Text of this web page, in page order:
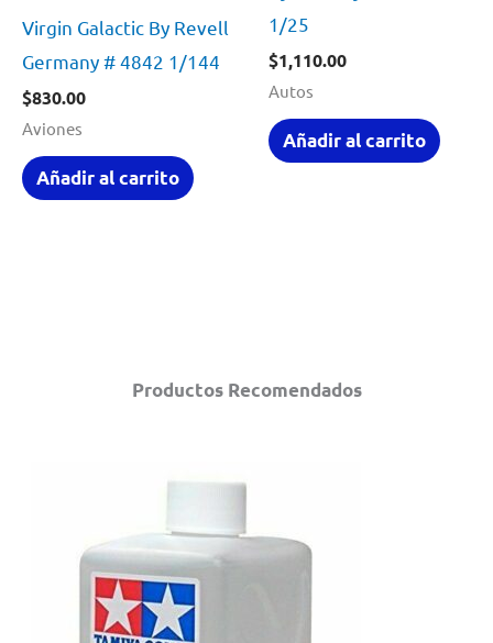
Productos Recomendados
Virgin Galactic By Revell
Germany # 4842 1/144
$830.00
Aviones
Añadir al carrito
1/25
$1,110.00
Autos
Añadir al carrito